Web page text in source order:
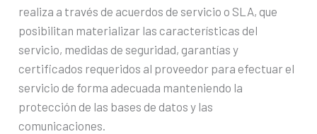
realiza a través de acuerdos de servicio o SLA, que
posibilitan materializar las características del
servicio, medidas de seguridad, garantías y
certificados requeridos al proveedor para efectuar el
servicio de forma adecuada manteniendo la
protección de las bases de datos y las
comunicaciones.